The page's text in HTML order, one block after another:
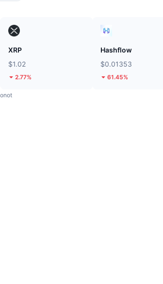
XRP
$1.02
2.77%
Hashflow
$0.01353
61.45%